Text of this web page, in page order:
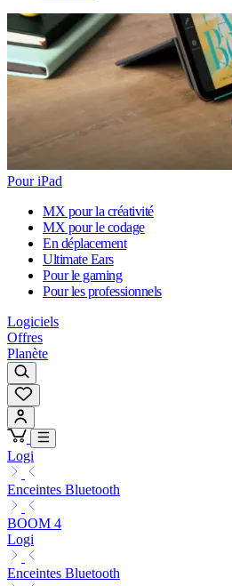
Pour iPad
MX pour la créativité
MX pour le codage
En déplacement
Ultimate Ears
Pour le gaming
Pour les professionnels
Logiciels
Offres
Planète
Logi
Enceintes Bluetooth
BOOM 4
Logi
Enceintes Bluetooth